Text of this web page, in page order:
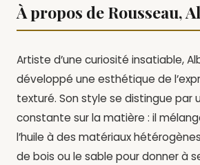
À propos de Rousseau,
Artiste d’une curiosité insatiable,
développé une esthétique de
texturé. Son style se distingue par
constante sur la matière : il
l’huile à des matériaux
de bois ou le sable pour donner à